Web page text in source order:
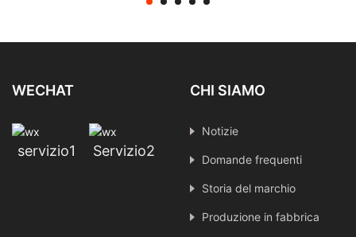
Ispezione Visuale della
IMX415
WECHAT
servizio1 Servizio2
CHI SIAMO
Notizie
Domande frequenti
Storia del marchio
Produzione in fabbrica